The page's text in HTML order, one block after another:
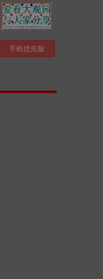
手机优先版